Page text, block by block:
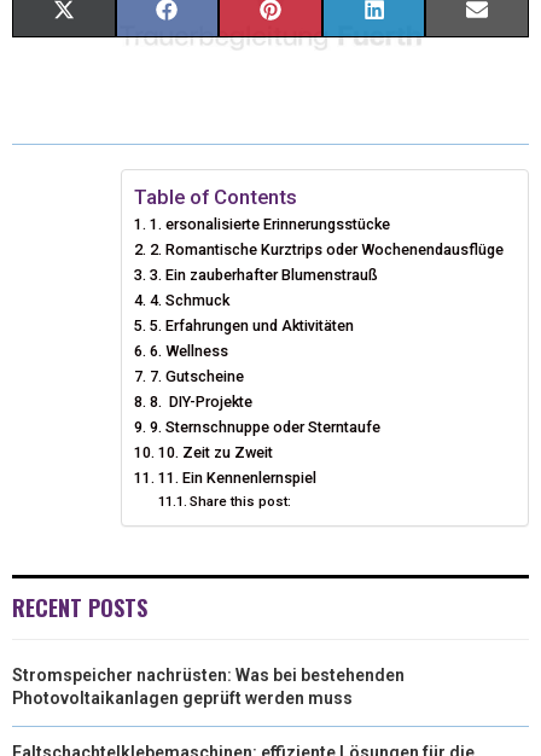
W E
O
O
K
T
R
E
S
K I
Table of Contents
1. ersonalisierte Erinnerungsstücke
2. Romantische Kurztrips oder Wochenendausflüge
3. Ein zauberhafter Blumenstrauß
4. Schmuck
5. Erfahrungen und Aktivitäten
6. Wellness
7. Gutscheine
8. DIY-Projekte
9. Sternschnuppe oder Sterntaufe
10. Zeit zu Zweit
11. Ein Kennenlernspiel
Share this post:
RECENT POSTS
Stromspeicher nachrüsten: Was bei bestehenden
Photovoltaikanlagen geprüft werden muss
Faltschachtelklebemaschinen: effiziente Lösungen für die